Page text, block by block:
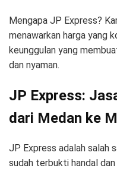
Mengapa JP Express?
menawarkan harga yang
keunggulan yang
dan nyaman.
JP Express:
dari Medan ke
JP Express adalah salah
sudah terbukti handal